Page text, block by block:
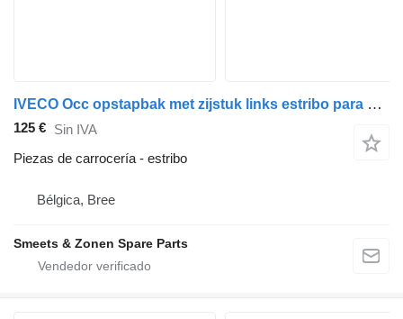
IVECO Occ opstapbak met zijstuk links estribo para camión
125 € Sin IVA
Piezas de carrocería - estribo
Bélgica, Bree
Smeets & Zonen Spare Parts